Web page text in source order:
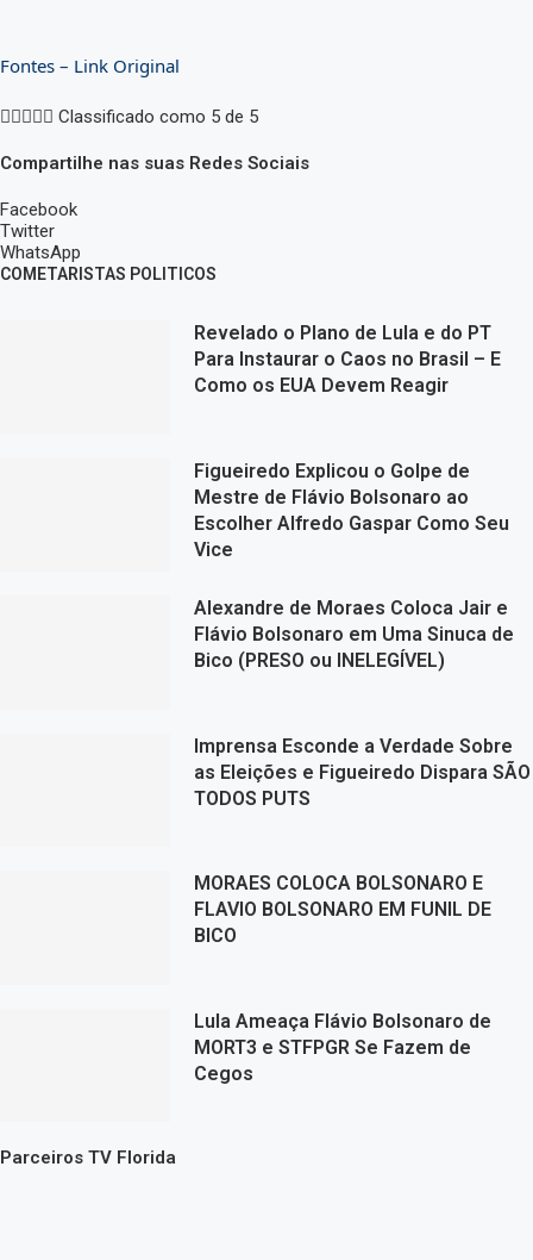
Fontes – Link Original
 Classificado como 5 de 5
Compartilhe nas suas Redes Sociais
Facebook
Twitter
WhatsApp
COMETARISTAS POLITICOS
Revelado o Plano de Lula e do PT
Para Instaurar o Caos no Brasil – E
Como os EUA Devem Reagir
Figueiredo Explicou o Golpe de
Mestre de Flávio Bolsonaro ao
Escolher Alfredo Gaspar Como Seu
Vice
Alexandre de Moraes Coloca Jair e
Flávio Bolsonaro em Uma Sinuca de
Bico (PRESO ou INELEGÍVEL)
Imprensa Esconde a Verdade Sobre
as Eleições e Figueiredo Dispara SÃO
TODOS PUTS
MORAES COLOCA BOLSONARO E
FLAVIO BOLSONARO EM FUNIL DE
BICO
Lula Ameaça Flávio Bolsonaro de
MORT3 e STFPGR Se Fazem de
Cegos
Parceiros TV Florida